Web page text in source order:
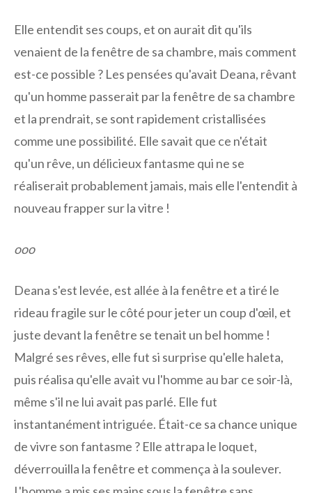
Elle entendit ses coups, et on aurait dit qu'ils
venaient de la fenêtre de sa chambre, mais comment
est-ce possible ? Les pensées qu'avait Deana, rêvant
qu'un homme passerait par la fenêtre de sa chambre
et la prendrait, se sont rapidement cristallisées
comme une possibilité. Elle savait que ce n'était
qu'un rêve, un délicieux fantasme qui ne se
réaliserait probablement jamais, mais elle l'entendit à
nouveau frapper sur la vitre !
ooo
Deana s'est levée, est allée à la fenêtre et a tiré le
rideau fragile sur le côté pour jeter un coup d'œil, et
juste devant la fenêtre se tenait un bel homme !
Malgré ses rêves, elle fut si surprise qu'elle haleta,
puis réalisa qu'elle avait vu l'homme au bar ce soir-là,
même s'il ne lui avait pas parlé. Elle fut
instantanément intriguée. Était-ce sa chance unique
de vivre son fantasme ? Elle attrapa le loquet,
déverrouilla la fenêtre et commença à la soulever.